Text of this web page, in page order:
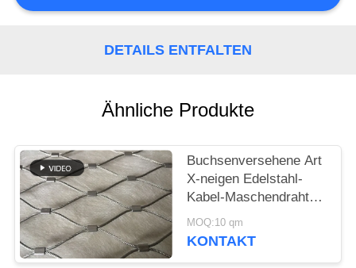
FORDERN
SITEMAP
DATENSCHUTZRICHTLINIE
DETAILS ENTFALTEN
Ähnliche Produkte
Buchsenversehene Art
X-neigen Edelstahl-
Kabel-Maschendraht-
Filetarbeit für das Zoo-
Brechen beständig
MOQ:10 qm
KONTAKT